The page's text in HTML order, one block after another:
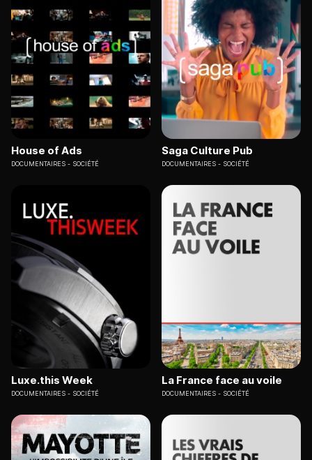
House of Ads
DOCUMENTAIRES SOCIÉTÉ
Saga Culture Pub
DOCUMENTAIRES SOCIÉTÉ
Luxe.this Week
DOCUMENTAIRES SOCIÉTÉ
La France face au voile
DOCUMENTAIRES SOCIÉTÉ